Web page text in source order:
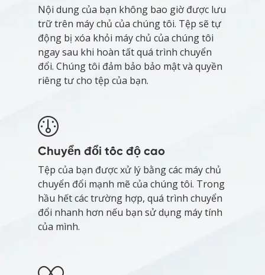
Nội dung của bạn không bao giờ được lưu
trữ trên máy chủ của chúng tôi. Tệp sẽ tự
động bị xóa khỏi máy chủ của chúng tôi
ngay sau khi hoàn tất quá trình chuyển
đổi. Chúng tôi đảm bảo bảo mật và quyền
riêng tư cho tệp của bạn.
Chuyển đổi tốc độ cao
Tệp của bạn được xử lý bằng các máy chủ
chuyển đổi mạnh mẽ của chúng tôi. Trong
hầu hết các trường hợp, quá trình chuyển
đổi nhanh hơn nếu bạn sử dụng máy tính
của mình.